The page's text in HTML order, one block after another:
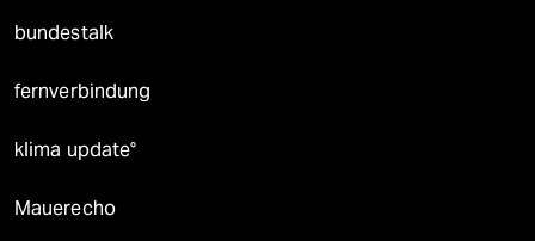
bundestalk
fernverbindung
klima update°
Mauerecho